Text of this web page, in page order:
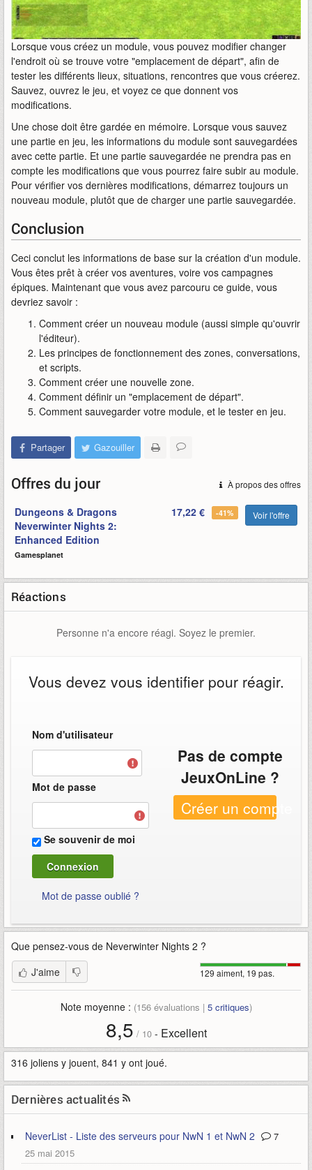
Lorsque vous créez un module, vous pouvez modifier changer
l'endroit où se trouve votre "emplacement de départ", afin de
tester les différents lieux, situations, rencontres que vous créerez.
Sauvez, ouvrez le jeu, et voyez ce que donnent vos
modifications.
Une chose doit être gardée en mémoire. Lorsque vous sauvez
une partie en jeu, les informations du module sont sauvegardées
avec cette partie. Et une partie sauvegardée ne prendra pas en
compte les modifications que vous pourrez faire subir au module.
Pour vérifier vos dernières modifications, démarrez toujours un
nouveau module, plutôt que de charger une partie sauvegardée.
Conclusion
Ceci conclut les informations de base sur la création d'un module.
Vous êtes prêt à créer vos aventures, voire vos campagnes
épiques. Maintenant que vous avez parcouru ce guide, vous
devriez savoir :
Comment créer un nouveau module (aussi simple qu'ouvrir
l'éditeur).
Les principes de fonctionnement des zones, conversations,
et scripts.
Comment créer une nouvelle zone.
Comment définir un "emplacement de départ".
Comment sauvegarder votre module, et le tester en jeu.
Partager Gazouiller
À propos des offres
Offres du jour
Dungeons & Dragons
Neverwinter Nights 2:
Enhanced Edition
Gamesplanet
17,22 € -41% Voir l'offre
Réactions
Personne n'a encore réagi. Soyez le premier.
Vous devez vous identifier pour réagir.
Nom d'utilisateur
Mot de passe
Se souvenir de moi
Mot de passe oublié ?
Pas de compte
JeuxOnLine ?
Créer un compte
Que pensez-vous de Neverwinter Nights 2 ?
129 aiment, 19 pas.
J'aime
Note moyenne : (156évaluations | 5critiques)
8,5 / 10- Excellent
316 joliens y jouent, 841 y ont joué.
Dernières actualités
NeverList - Liste des serveurs pour NwN 1 et NwN 2
7
25 mai 2015